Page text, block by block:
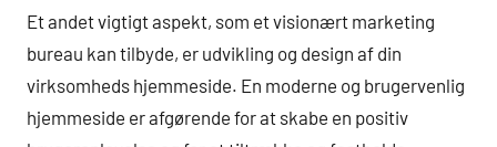
Et andet vigtigt aspekt, som et visionært marketing
bureau kan tilbyde, er udvikling og design af din
virksomheds hjemmeside. En moderne og brugervenlig
hjemmeside er afgørende for at skabe en positiv